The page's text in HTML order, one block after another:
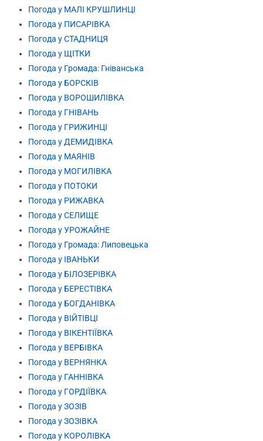
Погода у МАЛІ КРУШЛИНЦІ
Погода у ПИСАРІВКА
Погода у СТАДНИЦЯ
Погода у ЩІТКИ
Погода у Громада: Гніванська
Погода у БОРСКІВ
Погода у ВОРОШИЛІВКА
Погода у ГНІВАНЬ
Погода у ГРИЖИНЦІ
Погода у ДЕМИДІВКА
Погода у МАЯНІВ
Погода у МОГИЛІВКА
Погода у ПОТОКИ
Погода у РИЖАВКА
Погода у СЕЛИЩЕ
Погода у УРОЖАЙНЕ
Погода у Громада: Липовецька
Погода у ІВАНЬКИ
Погода у БІЛОЗЕРІВКА
Погода у БЕРЕСТІВКА
Погода у БОГДАНІВКА
Погода у ВІЙТІВЦІ
Погода у ВІКЕНТІЇВКА
Погода у ВЕРБІВКА
Погода у ВЕРНЯНКА
Погода у ГАННІВКА
Погода у ГОРДІЇВКА
Погода у ЗОЗІВ
Погода у ЗОЗІВКА
Погода у КОРОЛІВКА